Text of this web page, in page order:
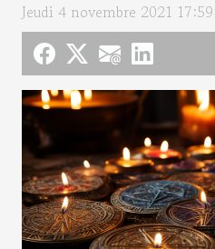
Jeudi 4 novembre 2021 17:59